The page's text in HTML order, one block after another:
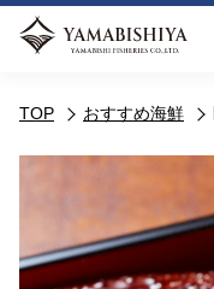
TOP おすすめ海鮮